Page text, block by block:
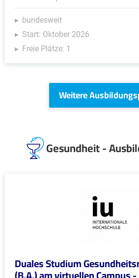
bundesweit
Start: Oktober 2026
Freie Plätze: 1
Weitere
Gesundheit -
Duales Studium